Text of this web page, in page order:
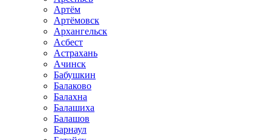
Артём
Артёмовск
Архангельск
Асбест
Астрахань
Ачинск
Бабушкин
Балаково
Балахна
Балашиха
Балашов
Барнаул